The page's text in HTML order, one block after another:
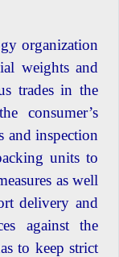
organization
weights and
trades in the
consumer’s
and inspection
units to
as well
delivery and
against the
to keep strict